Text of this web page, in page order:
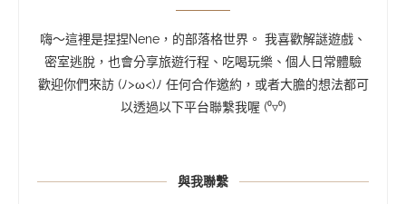
嗨～這裡是捏捏Nene，的部落格世界。 我喜歡解謎遊戲、
密室逃脫，也會分享旅遊行程、吃喝玩樂、個人日常體驗
歡迎你們來訪 (ﾉ>ω<)ﾉ 任何合作邀約，或者大膽的想法都可
以透過以下平台聯繫我喔 (⁰▿⁰)
與我聯繫